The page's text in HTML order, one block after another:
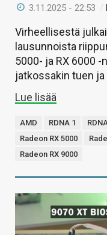
3.11.2025 - 22:53 /
Virheellisestä
lausunnoista
5000- ja RX 6000
jatkossakin tuen
Lue lisää
AMD RDNA 1
Radeon RX 5000
Radeon RX 9000